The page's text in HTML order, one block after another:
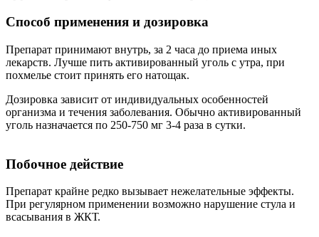
Способ применения и дозировка
Препарат принимают внутрь, за 2 часа до приема иных
лекарств. Лучше пить активированный уголь с утра, при
похмелье стоит принять его натощак.
Дозировка зависит от индивидуальных особенностей
организма и течения заболевания. Обычно активированный
уголь назначается по 250-750 мг 3-4 раза в сутки.
Побочное действие
Препарат крайне редко вызывает нежелательные эффекты.
При регулярном применении возможно нарушение стула и
всасывания в ЖКТ.